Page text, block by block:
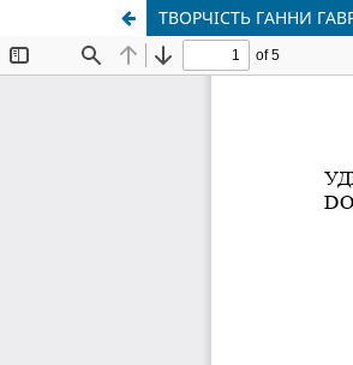
ТВОРЧІСТЬ ГАННИ